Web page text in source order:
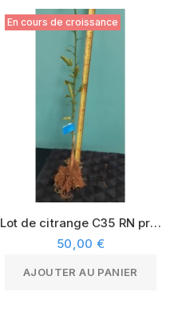
En cours de croissance
Lot de citrange C35 RN prêt
à greffer
50,00 €
AJOUTER AU PANIER